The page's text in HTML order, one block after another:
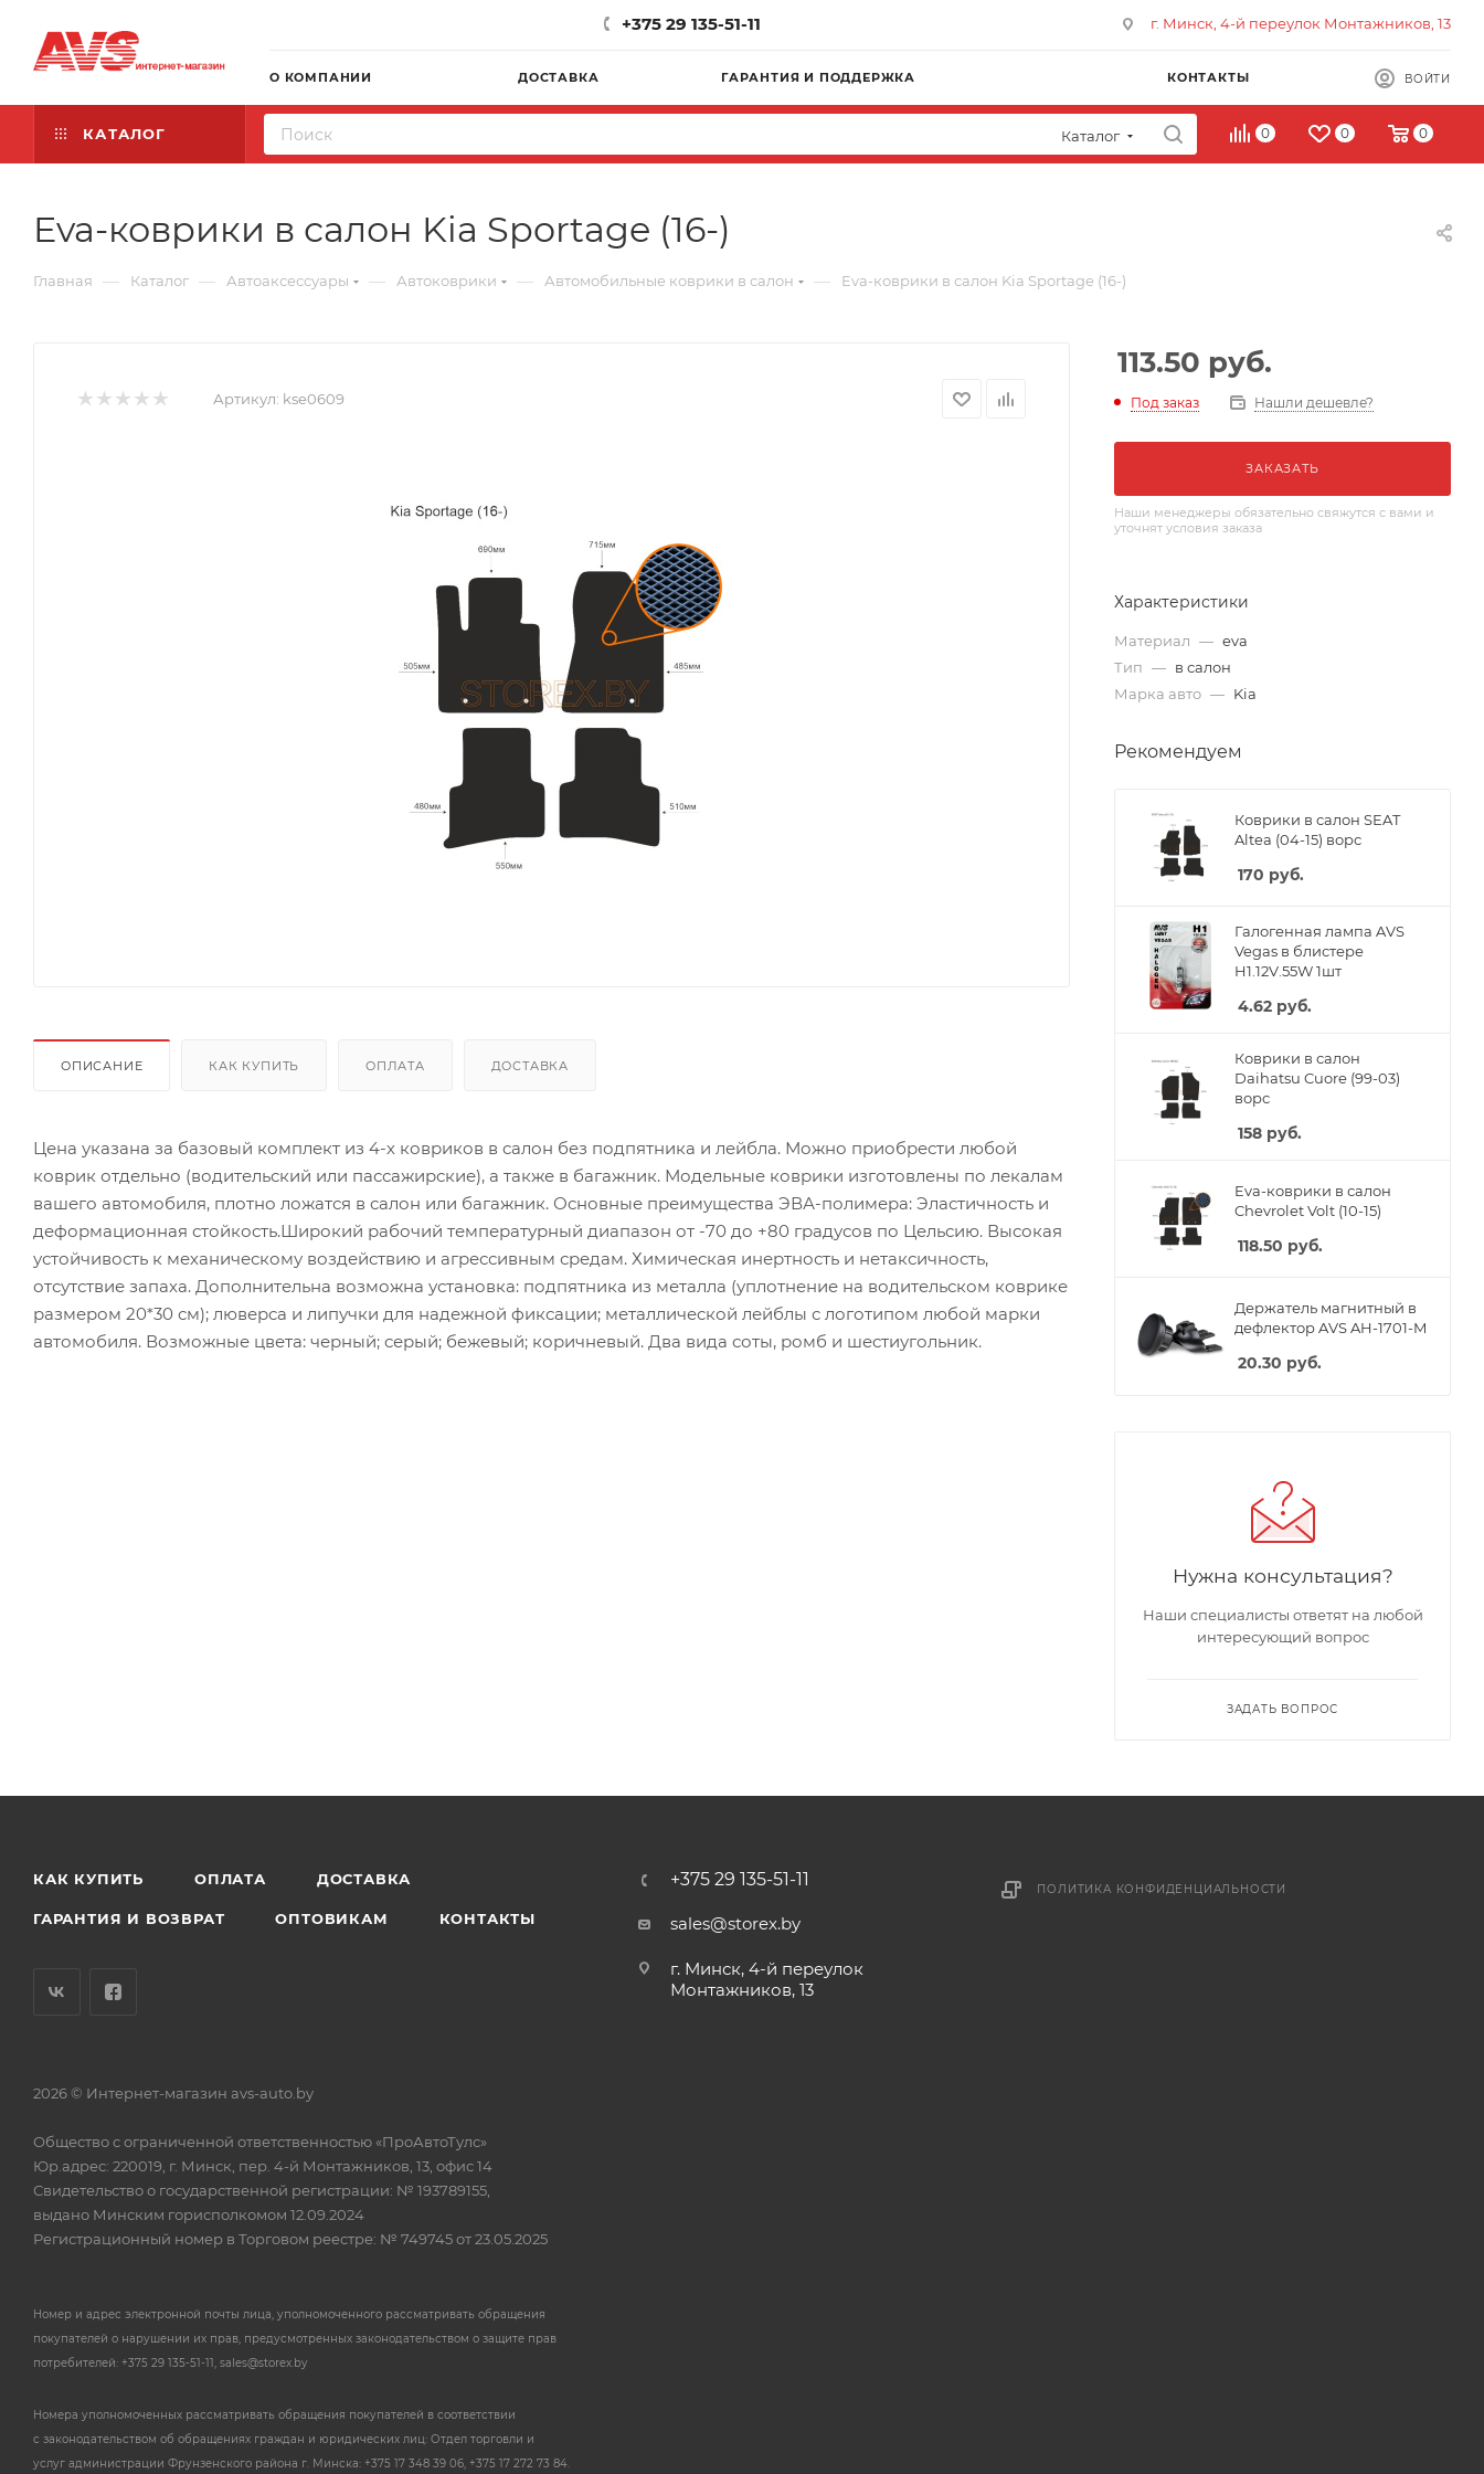
+375 29 135-51-11 г. Минск, 4-й переулок Монтажников, 13
О КОМПАНИИ ДОСТАВКА ГАРАНТИЯ И ПОДДЕРЖКА КОНТАКТЫ ВОЙТИ
КАТАЛОГ Каталог 0 0 0
Eva-коврики в салон Kia Sportage (16-)
Главная — Каталог — Автоаксессуары — Автоковрики — Автомобильные коврики в салон — Eva-коврики в салон Kia Sportage (16-)
Артикул: kse0609
ОПИСАНИЕ КАК КУПИТЬ ОПЛАТА ДОСТАВКА
Цена указана за базовый комплект из 4-х ковриков в салон без подпятника и лейбла. Можно приобрести любой
коврик отдельно (водительский или пассажирские), а также в багажник. Модельные коврики изготовлены по лекалам
вашего автомобиля, плотно ложатся в салон или багажник. Основные преимущества ЭВА-полимера: Эластичность и
деформационная стойкость.Широкий рабочий температурный диапазон от -70 до +80 градусов по Цельсию. Высокая
устойчивость к механическому воздействию и агрессивным средам. Химическая инертность и нетаксичность,
отсутствие запаха. Дополнительна возможна установка: подпятника из металла (уплотнение на водительском коврике
размером 20*30 см); люверса и липучки для надежной фиксации; металлической лейблы с логотипом любой марки
автомобиля. Возможные цвета: черный; серый; бежевый; коричневый. Два вида соты, ромб и шестиугольник.
113.50 руб.
Под заказ Нашли дешевле?
ЗАКАЗАТЬ
Наши менеджеры обязательно свяжутся с вами и
уточнят условия заказа
Характеристики
Материал — eva
Тип — в салон
Марка авто — Kia
Рекомендуем
Коврики в салон SEAT
Altea (04-15) ворс
170 руб.
Галогенная лампа AVS
Vegas в блистере
H1.12V.55W 1шт
4.62 руб.
Коврики в салон
Daihatsu Cuore (99-03)
ворс
158 руб.
Eva-коврики в салон
Chevrolet Volt (10-15)
118.50 руб.
Держатель магнитный в
дефлектор AVS AH-1701-M
20.30 руб.
Нужна консультация?
Наши специалисты ответят на любой
интересующий вопрос
ЗАДАТЬ ВОПРОС
КАК КУПИТЬ ОПЛАТА ДОСТАВКА
ГАРАНТИЯ И ВОЗВРАТ ОПТОВИКАМ КОНТАКТЫ
+375 29 135-51-11
sales@storex.by
г. Минск, 4-й переулок
Монтажников, 13
ПОЛИТИКА КОНФИДЕНЦИАЛЬНОСТИ
2026 © Интернет-магазин avs-auto.by
Общество с ограниченной ответственностью «ПроАвтоТулс»
Юр.адрес: 220019, г. Минск, пер. 4-й Монтажников, 13, офис 14
Свидетельство о государственной регистрации: № 193789155,
выдано Минским горисполкомом 12.09.2024
Регистрационный номер в Торговом реестре: № 749745 от 23.05.2025
Номер и адрес электронной почты лица, уполномоченного рассматривать обращения
покупателей о нарушении их прав, предусмотренных законодательством о защите прав
потребителей: +375 29 135-51-11, sales@storex.by
Номера уполномоченных рассматривать обращения покупателей в соответствии
с законодательством об обращениях граждан и юридических лиц: Отдел торговли и
услуг администрации Фрунзенского района г. Минска: +375 17 348 39 06, +375 17 272 73 84.